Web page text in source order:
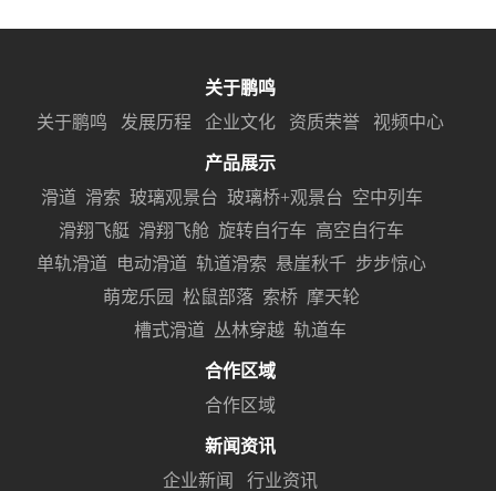
关于鹏鸣
关于鹏鸣
发展历程 企业文化 资质荣誉 视频中心
产品展示
滑道 滑索 玻璃观景台 玻璃桥+观景台 空中列车
滑翔飞艇 滑翔飞舱 旋转自行车 高空自行车
单轨滑道
电动滑道 轨道滑索 悬崖秋千 步步惊心
萌宠乐园
松鼠部落 索桥 摩天轮
槽式滑道 丛林穿越 轨道车
合作区域
合作区域
新闻资讯
企业新闻
行业资讯